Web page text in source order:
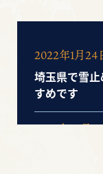
2022年1月24
埼玉県で雪
すめです
2020年10月
安すぎる見